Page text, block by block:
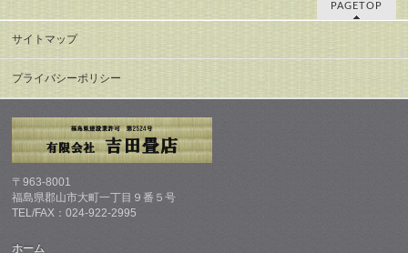
PAGETOP
サイトマップ
プライバシーポリシー
〒963-8001
福島県郡山市大町一丁目９番５号
TEL/FAX：024-922-2995
ホーム